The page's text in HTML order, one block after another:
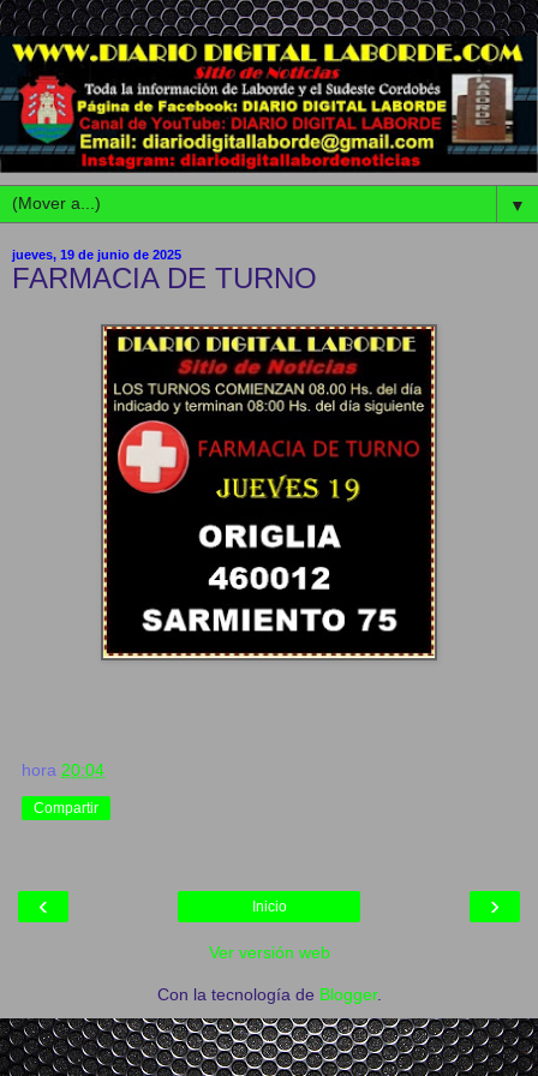
▼
jueves, 19 de junio de 2025
FARMACIA DE TURNO
hora 20:04
Compartir
‹ ›
Inicio
Ver versión web
Con la tecnología de Blogger.